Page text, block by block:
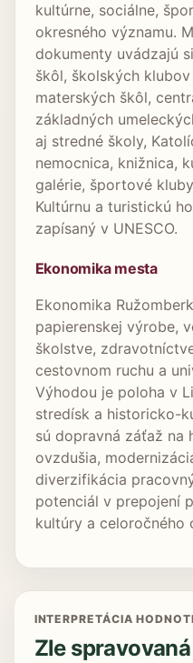
kultúrne, sociálne,
okresného významu.
dokumenty uvádzajú
škôl, školských
materských škôl,
základných
aj stredné školy,
nemocnica, knižnica,
galérie, športové
Kultúrnu a turistickú
zapísaný v UNESCO.
Ekonomika mesta
Ekonomika
papierenskej výrobe,
školstve,
cestovnom ruchu a
Výhodou je poloha v
stredísk a historicko-
sú dopravná záťaž na
ovzdušia,
diverzifikácia
potenciál v prepojení
kultúry a celoročného
INTERPRETÁCIA
Zle